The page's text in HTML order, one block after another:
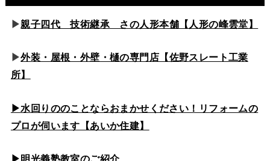
▶親子四代 技術継承 さの人形本舗【人形の峰雲堂】
▶外装・屋根・外壁・樋の専門店【佐野スレート工業
所】
▶水回りののことならおまかせください！リフォームの
プロが伺います【あいか住建】
▶明光義塾教室のご紹介